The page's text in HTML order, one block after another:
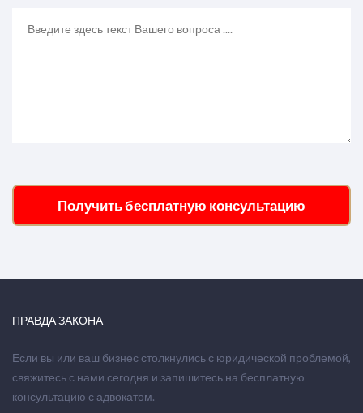
Получить бесплатную консультацию
ПРАВДА ЗАКОНА
Если вы или ваш бизнес столкнулись с юридической проблемой,
свяжитесь с нами сегодня и запишитесь на бесплатную
консультацию с адвокатом.